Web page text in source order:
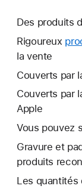
Des produits
Rigoureux
la vente
Couverts par
Couverts par
Apple
Vous pouvez
Gravure et
produits
Les quantités